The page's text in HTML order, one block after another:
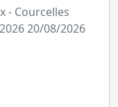
- Courcelles
20/08/2026